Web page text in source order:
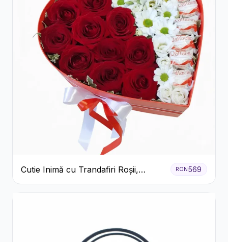
Cutie Inimă cu Trandafiri Roșii,
Crizanteme Albe și Bomboane
Raffaello
RON 569